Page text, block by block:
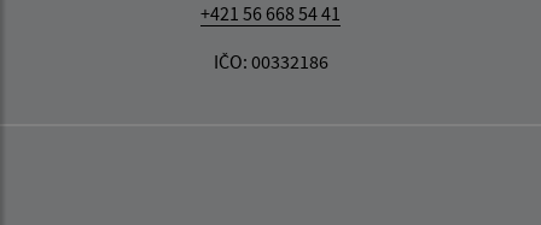
+421 56 668 54 41
IČO: 00332186